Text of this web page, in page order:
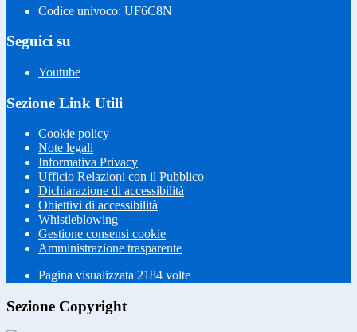
Codice univoco: UF6C8N
Seguici su
Youtube
Sezione Link Utili
Cookie policy
Note legali
Informativa Privacy
Ufficio Relazioni con il Pubblico
Dichiarazione di accessibilità
Obiettivi di accessibilità
Whistleblowing
Gestione consensi cookie
Amministrazione trasparente
Pagina visualizzata 2184 volte
Sezione Copyright